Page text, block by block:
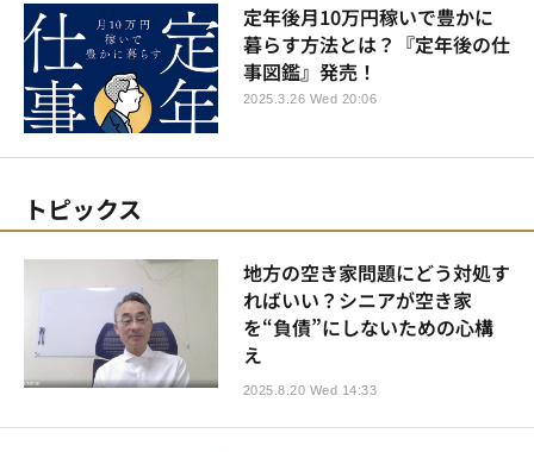
定年後月10万円稼いで豊かに
暮らす方法とは？『定年後の仕
事図鑑』発売！
2025.3.26 Wed 20:06
トピックス
地方の空き家問題にどう対処す
ればいい？シニアが空き家
を“負債”にしないための心構
え
2025.8.20 Wed 14:33